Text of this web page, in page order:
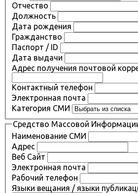
Отчество
Должность
Дата рождения
Гражданство
Паспорт / ID
Дата выдачи
Адрес получения почтовой
Контактный телефон
Электронная почта
Категория СМИ
Средство Массовой
Наименование СМИ
Адрес
Веб Сайт
Электронная почта
Рабочий телефон
Языки вещания / языки